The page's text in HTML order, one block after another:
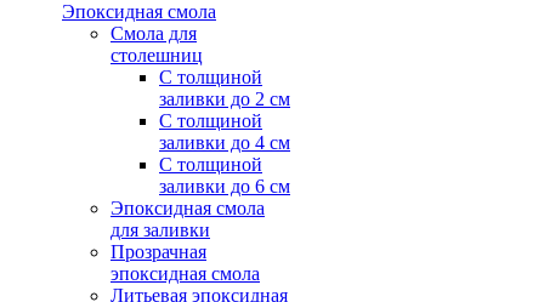
Эпоксидная смола
Смола для
столешниц
С толщиной
заливки до 2 см
С толщиной
заливки до 4 см
С толщиной
заливки до 6 см
Эпоксидная смола
для заливки
Прозрачная
эпоксидная смола
Литьевая эпоксидная